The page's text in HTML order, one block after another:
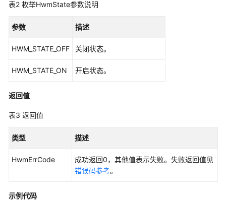
视
频
会
议
户
网
研
南
表2 枚举HwmState参数说明
参数 描述
HWM_STATE_OFF 关闭状态。
HWM_STATE_ON 开启状态。
返回值
表3 返回值
类型 描述
HwmErrCode
成功返回0，其他值表示失败。失败返回值见
错误码参考。
示例代码